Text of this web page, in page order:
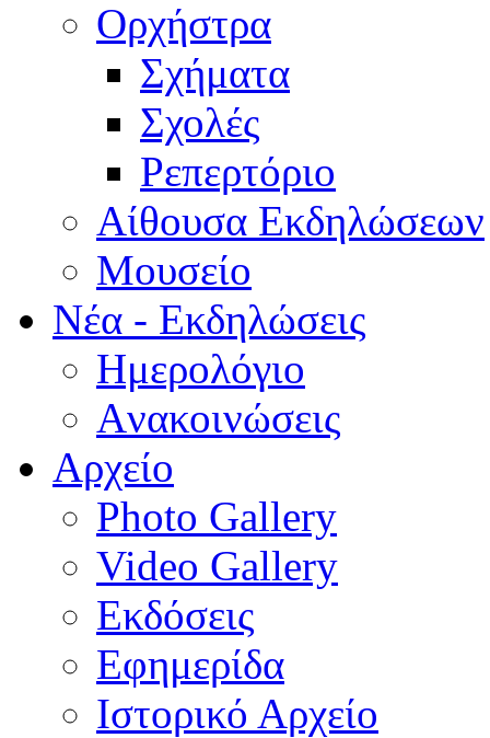
Ορχήστρα
Σχήματα
Σχολές
Ρεπερτόριο
Aίθουσα Εκδηλώσεων
Μουσείο
Νέα - Εκδηλώσεις
Ημερολόγιο
Aνακοινώσεις
Αρχείο
Photo Gallery
Video Gallery
Εκδόσεις
Εφημερίδα
Ιστορικό Αρχείο